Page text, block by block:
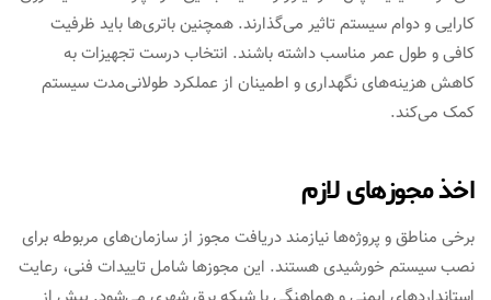
کارایی و دوام سیستم تاثیر می‌گذارند. همچنین باتری‌ها باید ظرفیت
کافی و طول عمر مناسب داشته باشند. انتخاب درست تجهیزات به
کاهش هزینه‌های نگهداری و اطمینان از عملکرد طولانی‌مدت سیستم
کمک می‌کند.
اخذ مجوزهای لازم
برخی مناطق و پروژه‌ها نیازمند دریافت مجوز از سازمان‌های مربوطه برای
نصب سیستم خورشیدی هستند. این مجوزها شامل تاییدات فنی، رعایت